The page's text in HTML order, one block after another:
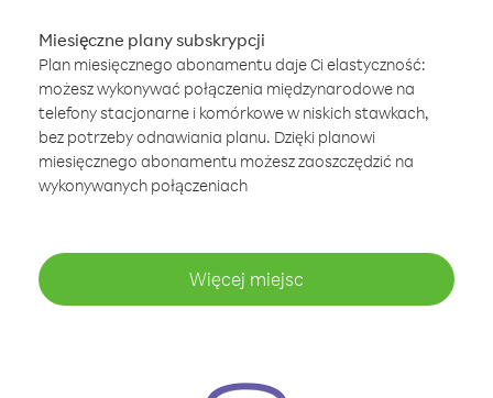
Miesięczne plany subskrypcji
Plan miesięcznego abonamentu daje Ci elastyczność:
możesz wykonywać połączenia międzynarodowe na
telefony stacjonarne i komórkowe w niskich stawkach,
bez potrzeby odnawiania planu. Dzięki planowi
miesięcznego abonamentu możesz zaoszczędzić na
wykonywanych połączeniach
Więcej miejsc